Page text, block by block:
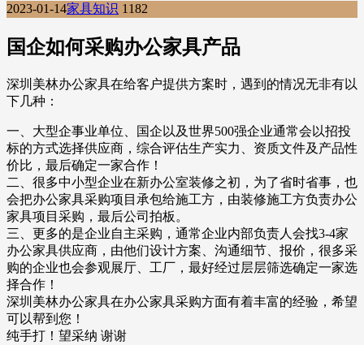
2023-01-14家具知识 1182
国企如何采购办公家具产品
深圳美林办公家具在给客户提供方案时，遇到的情况无非有以
下几种：
一、大型企事业单位、国企以及世界500强企业通常会以招投
标的方式选择供应商，综合评估生产实力、资质文件及产品性
价比，最后确定一家合作！
二、很多中小型企业在新办公室装修之初，为了省时省事，也
会把办公家具采购项目承包给施工方，由装修施工方负责办公
家具项目采购，最后公司拍板。
三、更多的是企业自主采购，通常企业内部负责人会找3-4家
办公家具供应商，由他们设计方案、沟通细节、报价，很多采
购的企业也会参观展厅、工厂，最好经过层层筛选确定一家选
择合作！
深圳美林办公家具在办公家具采购方面有着丰富的经验，希望
可以帮到您！
纯手打！望采纳 谢谢